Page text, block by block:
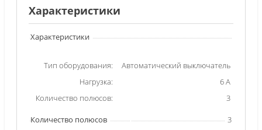
Характеристики
Характеристики
Тип оборудования:
Автоматический выключатель
Нагрузка:
6 A
Количество полюсов:
3
Количество полюсов 3